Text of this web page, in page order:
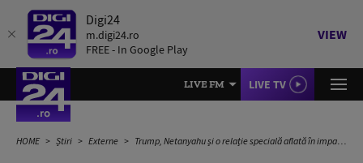
Digi24
m.digi24.ro
FREE - In Google Play
VIEW
LIVE FM LIVE TV
HOME Știri Externe Trump, Netanyahu și o relație specială aflată în impas: „Bibi se luptă pentru supraviețuirea sa politică, dar și pentru soarta sa”